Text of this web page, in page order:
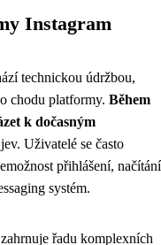
Instagram
technickou údržbou,
chodu platformy. Během
k dočasným
Uživatelé se často
přihlášení, načítání
systém.
řadu komplexních